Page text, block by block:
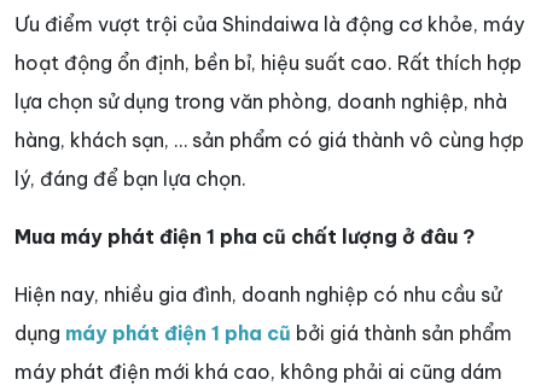
Ưu điểm vượt trội của Shindaiwa là động cơ khỏe, máy
hoạt động ổn định, bền bỉ, hiệu suất cao. Rất thích hợp
lựa chọn sử dụng trong văn phòng, doanh nghiệp, nhà
hàng, khách sạn, … sản phẩm có giá thành vô cùng hợp
lý, đáng để bạn lựa chọn.
Mua máy phát điện 1 pha cũ chất lượng ở đâu ?
Hiện nay, nhiều gia đình, doanh nghiệp có nhu cầu sử
dụng máy phát điện 1 pha cũ bởi giá thành sản phẩm
máy phát điện mới khá cao, không phải ai cũng dám